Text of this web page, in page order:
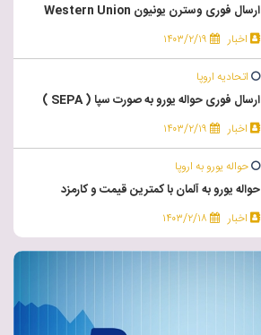
ارسال فوری وسترن یونیون Western Union
اخبار ۱۴۰۳/۲/۱۹
اتحادیه اروپا
ارسال فوری حواله یورو به صورت سپا ( SEPA )
اخبار ۱۴۰۳/۲/۱۹
حواله یورو به اروپا
حواله یورو به آلمان با کمترین قیمت و کارمزد
اخبار ۱۴۰۳/۲/۱۸